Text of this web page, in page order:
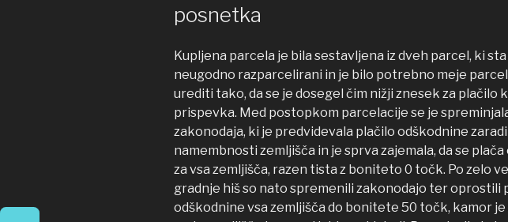
posnetka
Kupljena parcela je bila sestavljena iz dveh parcel, ki
neugodno razparcelirani in je bilo potrebno meje
urediti tako, da se je dosegel čim nižji znesek za plačilo
prispevka. Med postopkom parcelacije se je
zakonodaja, ki je predvidevala plačilo odškodnine
namembnosti zemljišča in je sprva zajemala, da se
za vsa zemljišča, razen tista z boniteto 0 točk. Po zelo
gradnje hiš so nato spremenili zakonodajo ter oprostili
odškodnine vsa zemljišča do bonitete 50 točk, kamor je